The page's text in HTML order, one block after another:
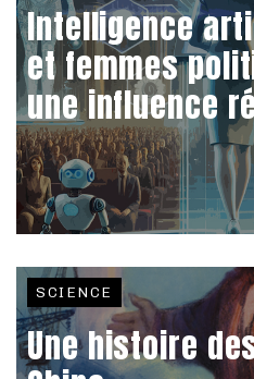
Intelligence
et femmes
une influence
SCIENCE
Une histoire